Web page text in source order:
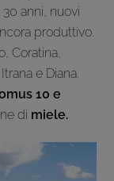
anni, nuovi
produttivo.
Coratina,
e Diana.
10 e
di miele.